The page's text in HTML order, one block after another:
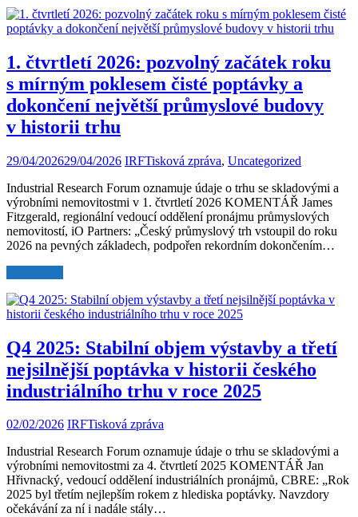
1. čtvrtletí 2026: pozvolný začátek roku
s mírným poklesem čisté poptávky a
dokončení největší průmyslové budovy
v historii trhu
29/04/202629/04/2026 IRFTisková zpráva, Uncategorized
Industrial Research Forum oznamuje údaje o trhu se skladovými a
výrobními nemovitostmi v 1. čtvrtletí 2026 KOMENTÁŘ James
Fitzgerald, regionální vedoucí oddělení pronájmu průmyslových
nemovitostí, iO Partners: „Český průmyslový trh vstoupil do roku
2026 na pevných základech, podpořen rekordním dokončením…
Q4 2025: Stabilní objem výstavby a třetí
nejsilnější poptávka v historii českého
industriálního trhu v roce 2025
02/02/2026 IRFTisková zpráva
Industrial Research Forum oznamuje údaje o trhu se skladovými a
výrobními nemovitostmi za 4. čtvrtletí 2025 KOMENTÁŘ Jan
Hřivnacký, vedoucí oddělení industriálních pronájmů, CBRE: „Rok
2025 byl třetím nejlepším rokem z hlediska poptávky. Navzdory
očekávání za ní i nadále stály…